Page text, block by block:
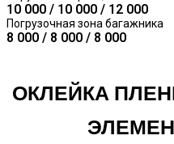
10 000 / 10 000 / 12 000
Погрузочная зона багажника
8 000 / 8 000 / 8 000
ОКЛЕЙКА